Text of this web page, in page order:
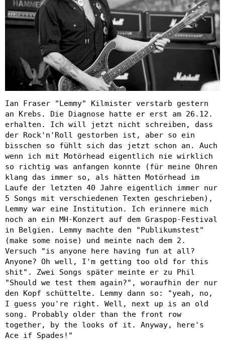
Ian Fraser "Lemmy" Kilmister verstarb gestern
an Krebs. Die Diagnose hatte er erst am 26.12.
erhalten. Ich will jetzt nicht schreiben, dass
der Rock'n'Roll gestorben ist, aber so ein
bisschen so fühlt sich das jetzt schon an. Auch
wenn ich mit Motörhead eigentlich nie wirklich
so richtig was anfangen konnte (für meine Ohren
klang das immer so, als hätten Motörhead im
Laufe der letzten 40 Jahre eigentlich immer nur
5 Songs mit verschiedenen Texten geschrieben),
Lemmy war eine Institution. Ich erinnere mich
noch an ein MH-Konzert auf dem Graspop-Festival
in Belgien. Lemmy machte den "Publikumstest"
(make some noise) und meinte nach dem 2.
Versuch "is anyone here having fun at all?
Anyone? Oh well, I'm getting too old for this
shit". Zwei Songs später meinte er zu Phil
"Should we test them again?", woraufhin der nur
den Kopf schüttelte. Lemmy dann so: "yeah, no,
I guess you're right. Well, next up is an old
song. Probably older than the front row
together, by the looks of it. Anyway, here's
Ace if Spades!"